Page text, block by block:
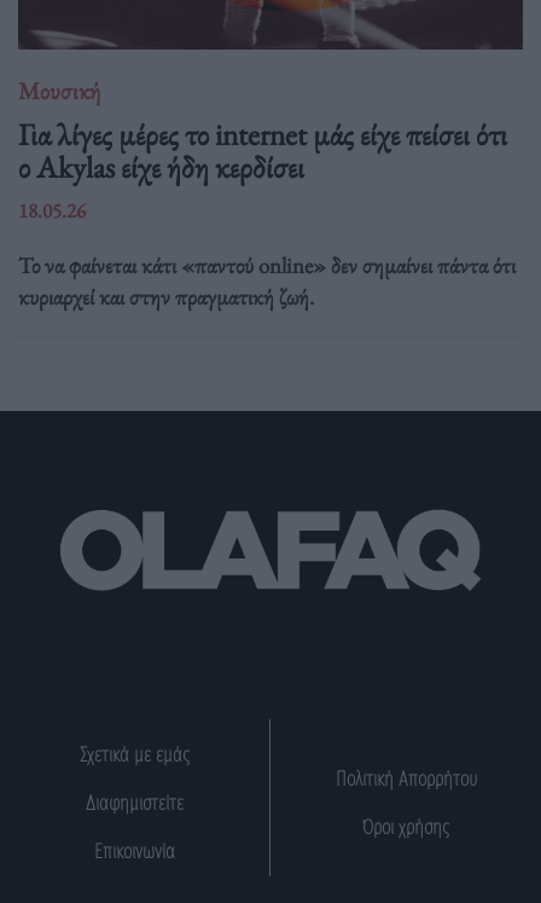
Μουσική
Για λίγες μέρες το internet μάς είχε πείσει ότι
ο Akylas είχε ήδη κερδίσει
18.05.26
Το να φαίνεται κάτι «παντού online» δεν σημαίνει πάντα ότι
κυριαρχεί και στην πραγματική ζωή.
Σχετικά με εμάς
Διαφημιστείτε
Επικοινωνία
Πολιτική Απορρήτου
Όροι χρήσης